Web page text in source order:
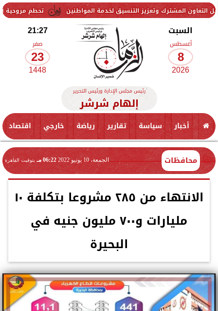
تحطم مروحية أثناء مكافحة وتعزيز التنسيق لخدمة المواطنين
السبت
أغسطس
8
2026
21:27
صفر
23
1448
رئيس مجلس الإدارة ورئيس التحرير
إلهام شرشر
أخبار سياسة تقارير رياضة خارجي اقتصاد
محافظات الجمعة، 10 يونيو 2022 06:22 مـ بتوقيت القاهرة
الانتهاء من ٢٨٥ مشروعا بتكلفة ١٠
مليارات و٧٠٠ مليون جنيه في
البحيرة